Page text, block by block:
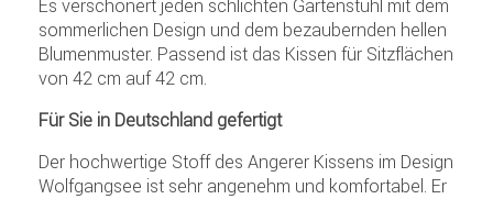
Es verschönert jeden schlichten Gartenstuhl mit dem
sommerlichen Design und dem bezaubernden hellen
Blumenmuster. Passend ist das Kissen für Sitzflächen
von 42 cm auf 42 cm.
Für Sie in Deutschland gefertigt
Der hochwertige Stoff des Angerer Kissens im Design
Wolfgangsee ist sehr angenehm und komfortabel. Er